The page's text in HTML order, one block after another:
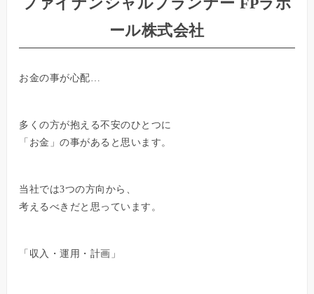
ール株式会社
お金の事が心配…
多くの方が抱える不安のひとつに
「お金」の事があると思います。
当社では3つの方向から、
考えるべきだと思っています。
「収入・運用・計画」